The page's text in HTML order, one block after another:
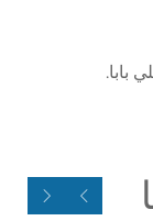
بابا.